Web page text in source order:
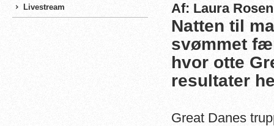
Livestream
Af: Laura
Natten til
svømmet
hvor otte
resultater
Great Danes